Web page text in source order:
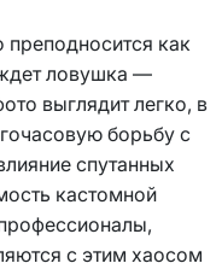
как
ловушка —
выглядит легко, в
борьбу с
спутанных
кастомной
с этим хаосом